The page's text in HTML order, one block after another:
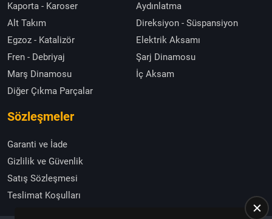
Kaporta - Karoser
Aydınlatma
Alt Takım
Direksiyon - Süspansiyon
Egzoz - Katalizör
Elektrik Aksamı
Fren - Debriyaj
Şarj Dinamosu
Marş Dinamosu
İç Aksam
Diğer Çıkma Parçalar
Sözleşmeler
Garanti ve İade
Gizlilik ve Güvenlik
Satış Sözleşmesi
Teslimat Koşulları